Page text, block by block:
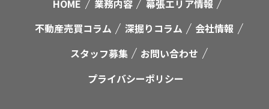
HOME 業務内容
幕張エリア情報
不動産売買コラム
深掘りコラム
会社情報
スタッフ募集
お問い合わせ
プライバシーポリシー